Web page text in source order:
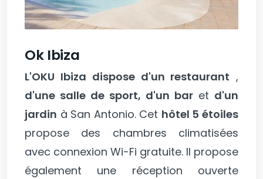
Ok Ibiza
L'OKU Ibiza dispose d'un restaurant ,
d'une salle de sport, d'un bar et d'un
jardin à San Antonio. Cet hôtel 5 étoiles
propose des chambres climatisées
avec connexion Wi-Fi gratuite. Il propose
également une réception ouverte